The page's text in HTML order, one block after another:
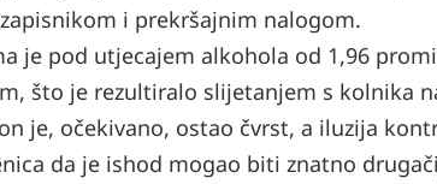
i prekršajnim nalogom.
je pod utjecajem alkohola od 1,96
što je rezultiralo slijetanjem s kolnika
je, očekivano, ostao čvrst, a iluzija
da je ishod mogao biti znatno